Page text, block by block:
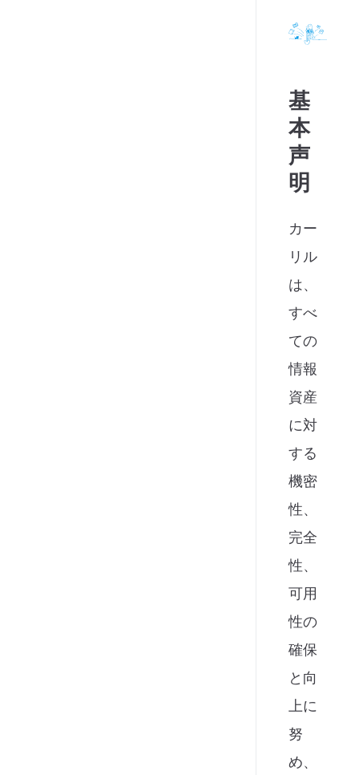
基
本
声
明
カー
リル
は、
すべ
ての
情報
資産
に対
する
機密
性、
完全
性、
可用
性の
確保
と向
上に
努
め、